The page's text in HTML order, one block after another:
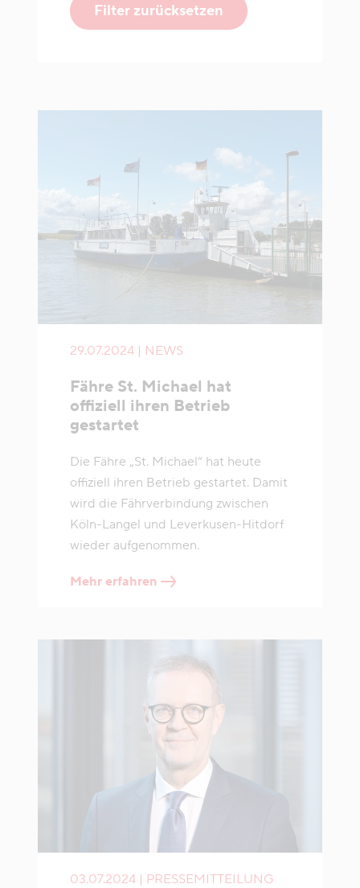
Filter zurücksetzen
29.07.2024 | NEWS
Fähre St. Michael hat
offiziell ihren Betrieb
gestartet
Die Fähre „St. Michael“ hat heute
offiziell ihren Betrieb gestartet. Damit
wird die Fährverbindung zwischen
Köln-Langel und Leverkusen-Hitdorf
wieder aufgenommen.
Mehr erfahren
03.07.2024 | PRESSEMITTEILUNG